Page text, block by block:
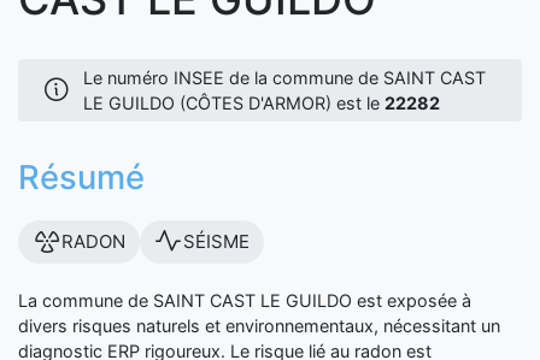
Le numéro INSEE de la commune de SAINT CAST
LE GUILDO (CÔTES D'ARMOR) est le 22282
Résumé
RADON SÉISME
La commune de SAINT CAST LE GUILDO est exposée à
divers risques naturels et environnementaux, nécessitant un
diagnostic ERP rigoureux. Le risque lié au radon est